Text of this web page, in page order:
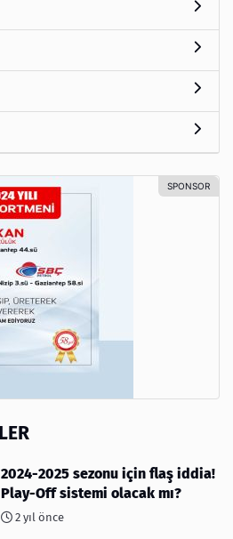
2024-2025 sezonu için flaş iddia!
Play-Off sistemi olacak mı?
2 yıl önce